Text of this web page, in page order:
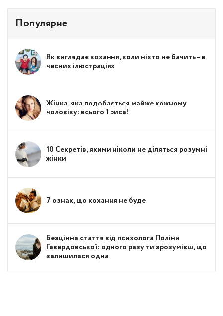
Популярне
Як виглядає кохання, коли ніхто не бачить – в
чесних ілюстраціях
Жінка, яка подобається майже кожному
чоловіку: всього 1 риса!
10 Секретів, якими ніколи не діляться розумні
жінки
7 ознак, що кохання не буде
Безцінна стаття від психолога Поліни
Гавердовської: одного разу ти зрозумієш, що
залишилася одна